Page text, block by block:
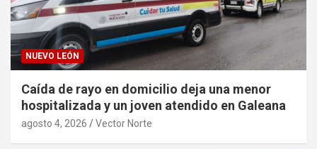
NUEVO LEÓN
Caída de rayo en domicilio deja una menor
hospitalizada y un joven atendido en Galeana
agosto 4, 2026 Vector Norte